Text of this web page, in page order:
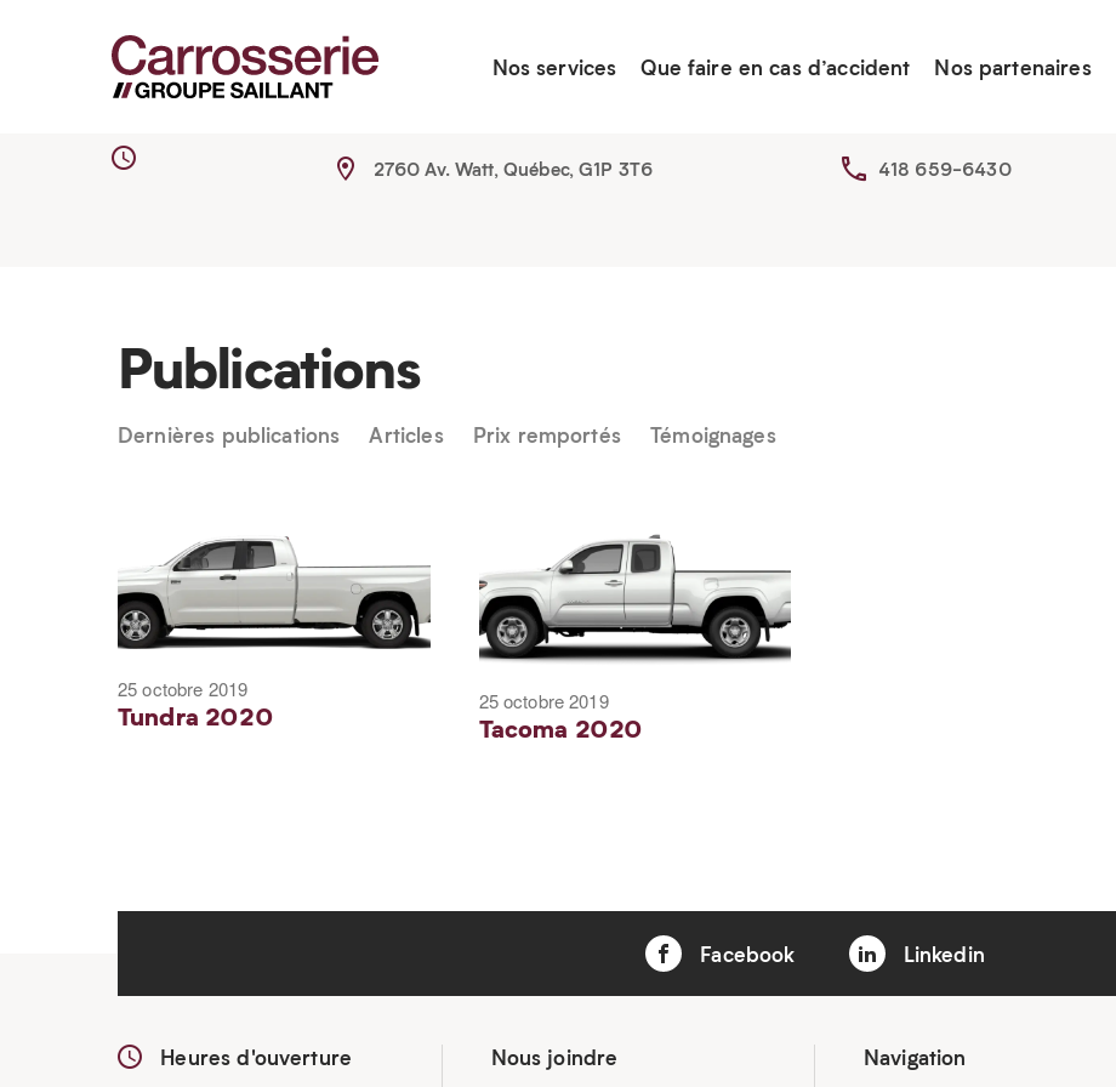
Nos services Que faire en cas d’accident Nos partenaires
2760 Av. Watt, Québec, G1P 3T6 418 659-6430
Publications
Dernières publications Articles Prix remportés Témoignages
25 octobre 2019
Tundra 2020 25 octobre 2019
Tacoma 2020
Facebook Linkedin
Heures d'ouverture Nous joindre Navigation